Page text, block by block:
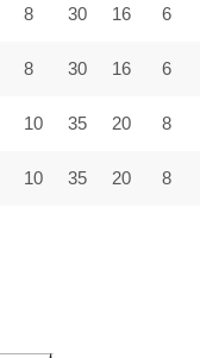
8 30 16 6
8 30 16 6
10 35 20 8
10 35 20 8